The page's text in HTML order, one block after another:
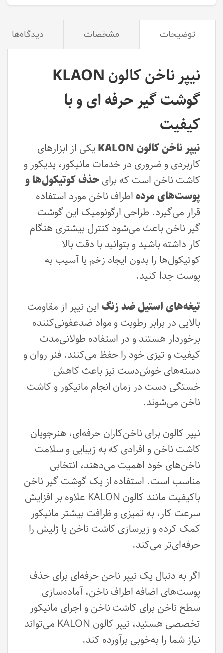
توضیحات مشخصات دیدگاه‌ها
نیپر ناخن کالون KLAON
گوشت گیر حرفه ای و با
کیفیت
نیپر ناخن کالون KALON
یکی از ابزارهای
کاربردی و ضروری در خدمات مانیکور، پدیکور و
کاشت ناخن است که برایحذف کوتیکول‌ها و
پوست‌های مردهاطراف ناخن مورد استفاده
قرار می‌گیرد. طراحی ارگونومیک این گوشت
گیر ناخن باعث می‌شود کنترل بیشتری هنگام
کار داشته باشید و بتوانید با دقت بالا
کوتیکول‌ها را بدون ایجاد زخم یا آسیب به
پوست جدا کنید.
تیغه‌های استیل ضد زنگاین نیپر از مقاومت
بالایی در برابر رطوبت و مواد ضدعفونی‌کننده
برخوردار هستند و در استفاده طولانی‌مدت
کیفیت و تیزی خود را حفظ می‌کنند. فنر روان و
دسته‌های خوش‌دست نیز باعث کاهش
خستگی دست در زمان انجام مانیکور و کاشت
ناخن می‌شوند.
نیپر کالون برای ناخن‌کاران حرفه‌ای، هنرجویان
کاشت ناخن و افرادی که به زیبایی و سلامت
ناخن‌های خود اهمیت می‌دهند، انتخابی
مناسب است. استفاده از یک گوشت گیر ناخن
باکیفیت مانند کالون KALON علاوه بر افزایش
سرعت کار، به تمیزی و ظرافت بیشتر مانیکور
کمک کرده و زیرسازی کاشت ناخن یا ژلیش را
حرفه‌ای‌تر می‌کند.
اگر به دنبال یک نیپر ناخن حرفه‌ای برای حذف
پوست‌های اضافه اطراف ناخن، آماده‌سازی
سطح ناخن برای کاشت ناخن و اجرای مانیکور
تخصصی هستید، نیپر کالون KALON می‌تواند
نیاز شما را به‌خوبی برآورده کند.